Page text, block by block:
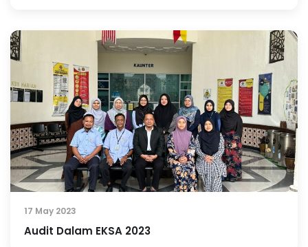
17 May 2023
Audit Dalam EKSA 2023